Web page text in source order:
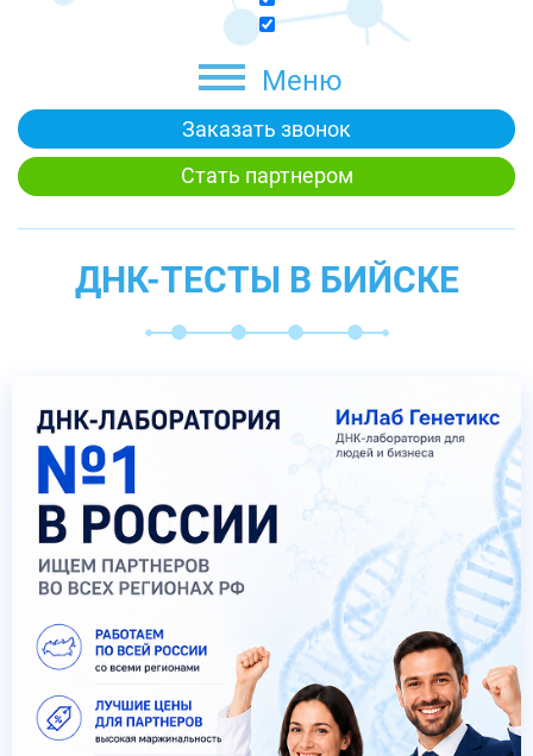
Меню
Заказать звонок
Стать партнером
ДНК-ТЕСТЫ В БИЙСКЕ